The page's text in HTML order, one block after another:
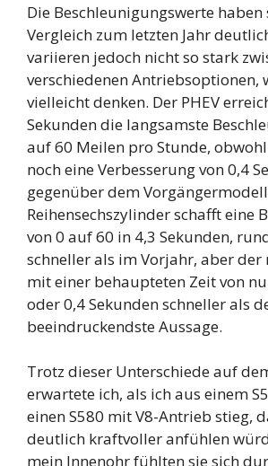
Die Beschleunigungswerte haben
Vergleich zum letzten Jahr
variieren jedoch nicht so stark
verschiedenen Antriebsoptionen,
vielleicht denken. Der PHEV
Sekunden die langsamste
auf 60 Meilen pro Stunde,
noch eine Verbesserung von 0,4
gegenüber dem
Reihensechszylinder schafft eine
von 0 auf 60 in 4,3 Sekunden,
schneller als im Vorjahr, aber der
mit einer behaupteten Zeit von
oder 0,4 Sekunden schneller als
beeindruckendste Aussage.
Trotz dieser Unterschiede auf
erwartete ich, als ich aus einem
einen S580 mit V8-Antrieb stieg,
deutlich kraftvoller anfühlen
mein Innenohr fühlten sie sich